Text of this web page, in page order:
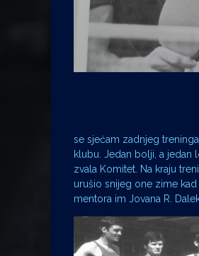
se sjećam zadnjeg
klubu. Jedan bolji, a jedan
zvala Komitet. Na kraju
urušio snijeg one zime kad
mentora im Jovana R.